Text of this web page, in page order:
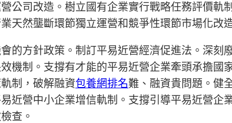
公司改造。樹立國有企業實行戰略任務評價軌
天然壟斷環節獨立運營和競爭性環節市場化改
的方針政策。制訂平易近營經濟促進法。深刻
機制。支撐有才能的平易近營企業牽頭承擔國
制，破解融資包養網排名難、融資貴問題。健
近營中小企業增信軌制。支撐引導平易近營企
查。